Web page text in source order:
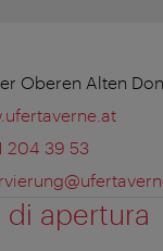
Oberen Alten
204 39 53
di apertura